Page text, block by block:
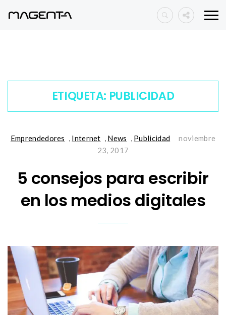
ETIQUETA: PUBLICIDAD
Emprendedores , Internet , News , Publicidad
noviembre
23, 2017
5 consejos para escribir
en los medios digitales